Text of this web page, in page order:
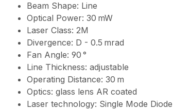
Beam Shape: Line
Optical Power: 30 mW
Laser Class: 2M
Divergence: D - 0.5 mrad
Fan Angle: 90 °
Line Thickness: adjustable
Operating Distance: 30 m
Optics: glass lens AR coated
Laser technology: Single Mode Diode